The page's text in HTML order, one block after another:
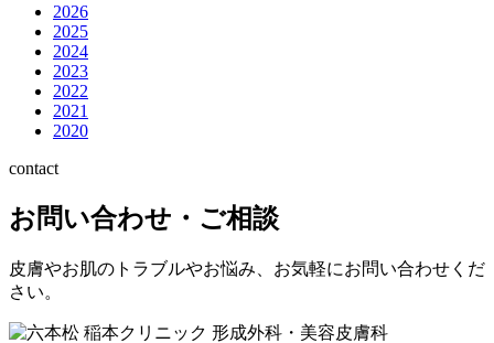
2026
2025
2024
2023
2022
2021
2020
contact
お問い合わせ・ご相談
皮膚やお肌のトラブルやお悩み、お気軽にお問い合わせくだ
さい。